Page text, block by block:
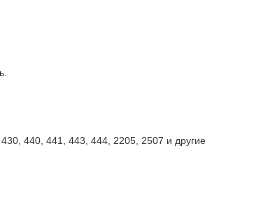
440, 441, 443, 444, 2205, 2507 и другие